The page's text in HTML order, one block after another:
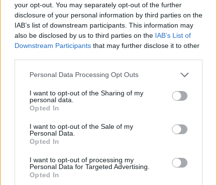
your opt-out. You may separately opt-out of the further
disclosure of your personal information by third parties on the
IAB’s list of downstream participants. This information may
also be disclosed by us to third parties on the IAB’s List of
Downstream Participants that may further disclose it to other
Personal Data Processing Opt Outs
I want to opt-out of the Sharing of my
personal data.
Opted In
I want to opt-out of the Sale of my
Personal Data.
Opted In
I want to opt-out of processing my
Personal Data for Targeted Advertising.
Opted In